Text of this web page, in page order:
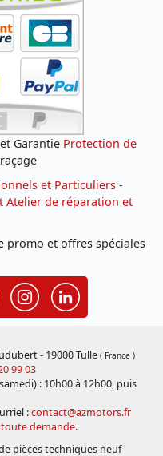
et Garantie Protection de
et Particuliers -
Atelier de réparation et
promo et offres spéciales
- 19000 Tulle ( France )
99 03
: 10h00 à 12h00, puis
:contact@azmotors.fr
demande.
pièces techniques neuf